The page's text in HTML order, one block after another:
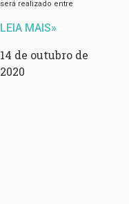
será realizado entre
LEIA MAIS»
14 de outubro de
2020